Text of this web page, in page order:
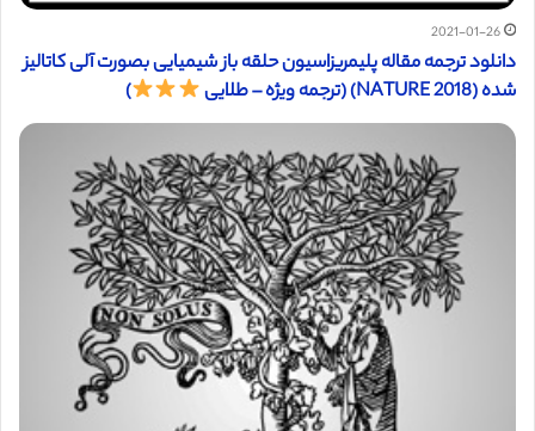
2021-01-26
دانلود ترجمه مقاله پلیمریزاسیون حلقه باز شیمیایی بصورت آلی کاتالیز
شده (NATURE 2018) (ترجمه ویژه – طلایی
)